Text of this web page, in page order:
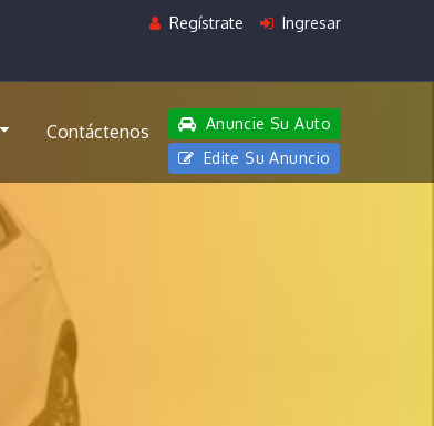
Regístrate Ingresar
Contáctenos
Anuncie Su Auto
Edite Su Anuncio